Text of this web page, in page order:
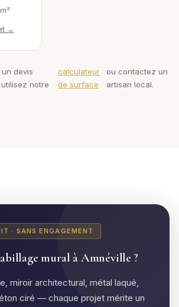
→
devis
notre
calculateur
de surface
ou contactez un
artisan local.
· SANS ENGAGEMENT
mural à Amnéville ?
miroir architectural, métal laqué,
ciré — chaque projet mérite un